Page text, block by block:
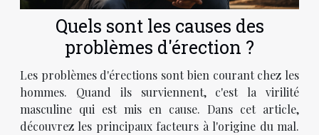
Quels sont les causes des
problèmes d'érection ?
Les problèmes d'érections sont bien courant chez les
hommes. Quand ils surviennent, c'est la virilité
masculine qui est mis en cause. Dans cet article,
découvrez les principaux facteurs à l'origine du mal.